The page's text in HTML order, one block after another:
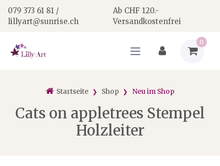
079 373 61 81 /
lillyart@sunrise.ch
Ab CHF 120.-
Versandkostenfrei
0
Startseite Shop Neu im Shop
Cats on appletrees Stempel
Holzleiter